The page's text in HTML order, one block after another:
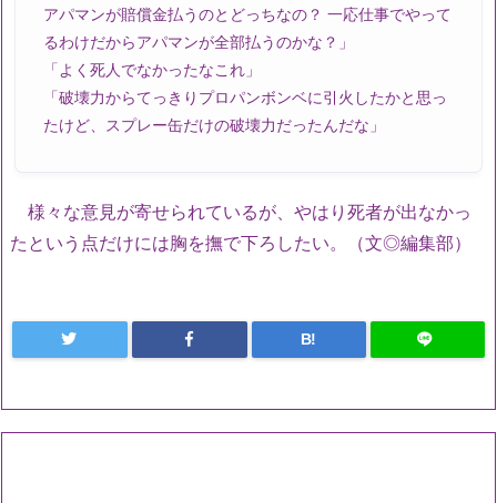
アパマンが賠償金払うのとどっちなの？ 一応仕事でやって
るわけだからアパマンが全部払うのかな？」
「よく死人でなかったなこれ」
「破壊力からてっきりプロパンボンベに引火したかと思っ
たけど、スプレー缶だけの破壊力だったんだな」
様々な意見が寄せられているが、やはり死者が出なかっ
たという点だけには胸を撫で下ろしたい。（文◎編集部）
B!